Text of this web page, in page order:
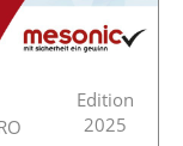
Edition
2025